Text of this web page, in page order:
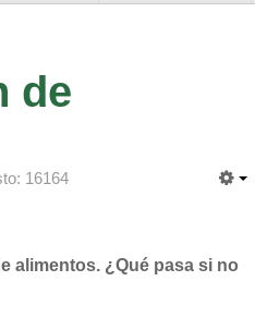
de
16164
alimentos. ¿Qué pasa si no